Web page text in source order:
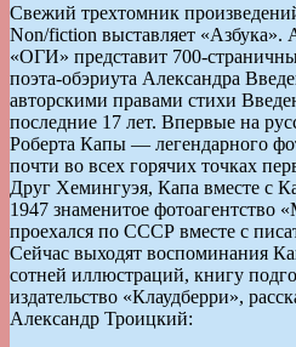
Свежий трехтомник
Non/fiction выставляет «Азбука».
«ОГИ» представит 700-
поэта-обэриута Александра
авторскими правами стихи
последние 17 лет. Впервые на
Роберта Капы — легендарного
почти во всех горячих точках
Друг Хемингуэя, Капа вместе с
1947 знаменитое фотоагентство
проехался по СССР вместе с
Сейчас выходят воспоминания
сотней иллюстраций, книгу
издательство «Клаудберри»,
Александр Троицкий: